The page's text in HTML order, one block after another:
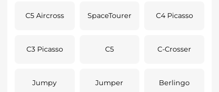
C5 Aircross SpaceTourer C4 Picasso
C3 Picasso C5 C-Crosser
Jumpy Jumper Berlingo